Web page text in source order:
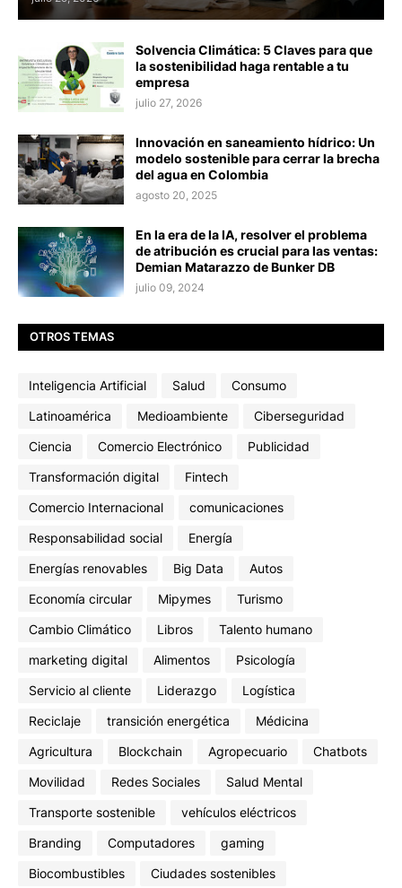
Solvencia Climática: 5 Claves para que
la sostenibilidad haga rentable a tu
empresa
julio 27, 2026
Innovación en saneamiento hídrico: Un
modelo sostenible para cerrar la brecha
del agua en Colombia
agosto 20, 2025
En la era de la IA, resolver el problema
de atribución es crucial para las ventas:
Demian Matarazzo de Bunker DB
julio 09, 2024
OTROS TEMAS
Inteligencia Artificial Salud
Consumo
Latinoamérica
Medioambiente
Ciberseguridad
Ciencia
Comercio Electrónico
Publicidad
Transformación digital
Fintech
Comercio Internacional
comunicaciones
Responsabilidad social
Energía
Energías renovables
Big Data
Autos
Economía circular
Mipymes
Turismo
Cambio Climático
Libros
Talento humano
marketing digital
Alimentos
Psicología
Servicio al cliente
Liderazgo
Logística
Reciclaje
transición energética
Médicina
Agricultura
Blockchain Agropecuario
Chatbots
Movilidad
Redes Sociales
Salud Mental
Transporte sostenible
vehículos eléctricos
Branding
Computadores
gaming
Biocombustibles
Ciudades sostenibles